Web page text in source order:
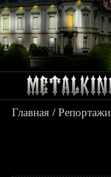
Главная /Репортажи